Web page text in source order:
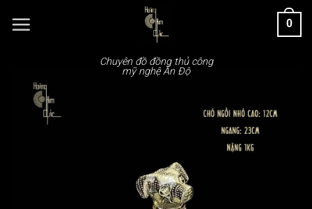
đến
Chuyên đồ đồng thủ công
mỹ nghệ Ấn Độ
0